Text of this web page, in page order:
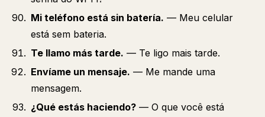
Mi teléfono está sin batería. — Meu celular
está sem bateria.
Te llamo más tarde. — Te ligo mais tarde.
Envíame un mensaje. — Me mande uma
mensagem.
¿Qué estás haciendo? — O que você está